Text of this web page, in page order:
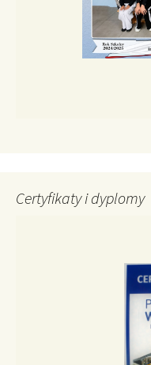
Certyfikaty i dyplomy